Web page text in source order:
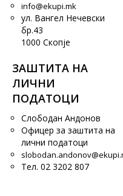
info@ekupi.mk
ул. Вангел Нечевски
бр.43
1000 Скопје
ЗАШТИТА НА
ЛИЧНИ
ПОДАТОЦИ
Слободан Андонов
Офицер за заштита на
лични податоци
Тел. 02 3202 807